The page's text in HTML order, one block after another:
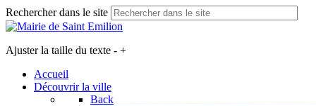
Rechercher dans le site
Ajuster la taille du texte - +
Accueil
Découvrir la ville
Back